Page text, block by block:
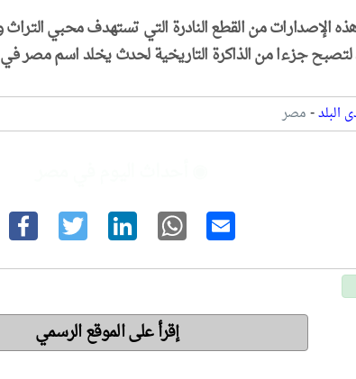
الإصدارات من القطع النادرة التي تستهدف محبي التراث
لتصبح جزءا من الذاكرة التاريخية لحدث يخلد اسم مصر في
البلد-مصر
إقرأ على الموقع الرسمي